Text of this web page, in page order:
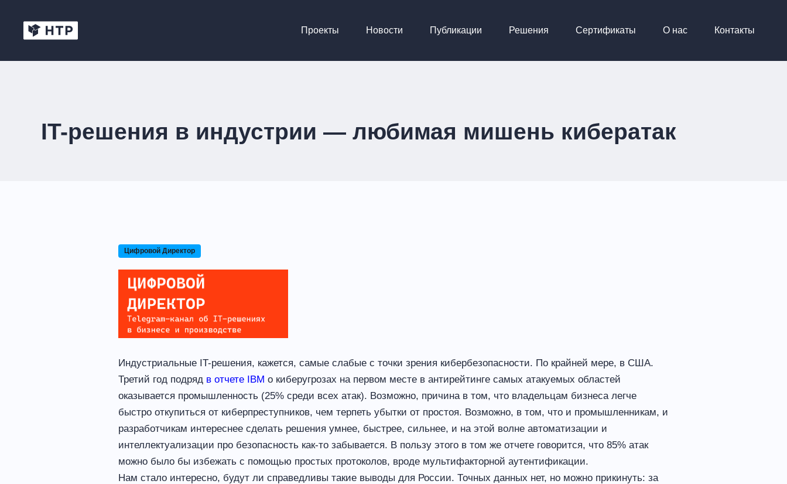
Проекты Новости Публикации Решения Сертификаты О нас Контакты
IT-решения в индустрии — любимая мишень кибератак
Цифровой Директор
Индустриальные IT-решения, кажется, самые слабые с точки зрения кибербезопасности. По крайней мере, в США.
Третий год подряд в отчете IBM о киберугрозах на первом месте в антирейтинге самых атакуемых областей
оказывается промышленность (25% среди всех атак). Возможно, причина в том, что владельцам бизнеса легче
быстро откупиться от киберпреступников, чем терпеть убытки от простоя. Возможно, в том, что и промышленникам, и
разработчикам интереснее сделать решения умнее, быстрее, сильнее, и на этой волне автоматизации и
интеллектуализации про безопасность как-то забывается. В пользу этого в том же отчете говорится, что 85% атак
можно было бы избежать с помощью простых протоколов, вроде мультифакторной аутентификации.
Нам стало интересно, будут ли справедливы такие выводы для России. Точных данных нет, но можно прикинуть: за